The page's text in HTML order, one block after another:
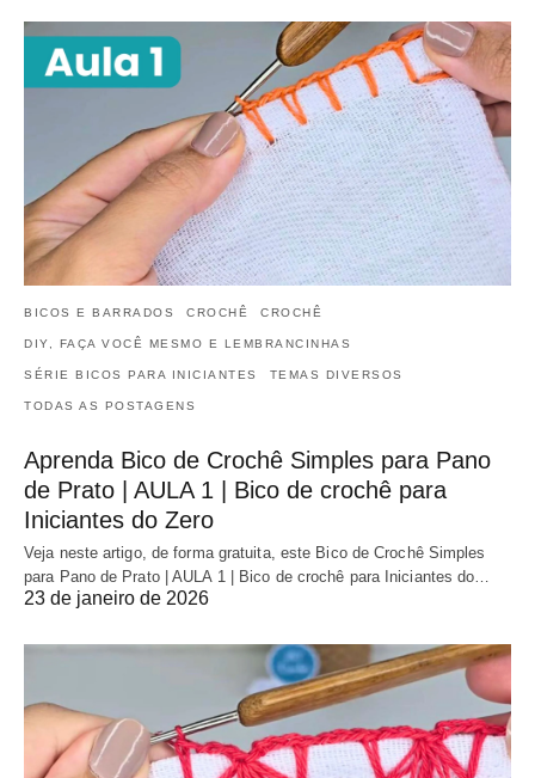
BICOS E BARRADOS CROCHÊ CROCHÊ
DIY, FAÇA VOCÊ MESMO E LEMBRANCINHAS
SÉRIE BICOS PARA INICIANTES TEMAS DIVERSOS
TODAS AS POSTAGENS
Aprenda Bico de Crochê Simples para Pano
de Prato | AULA 1 | Bico de crochê para
Iniciantes do Zero
Veja neste artigo, de forma gratuita, este Bico de Crochê Simples
para Pano de Prato | AULA 1 | Bico de crochê para Iniciantes do…
23 de janeiro de 2026